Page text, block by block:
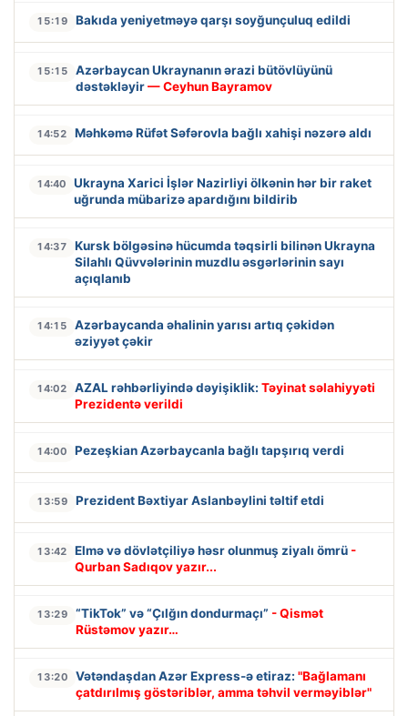
15:19 Bakıda yeniyetməyə qarşı soyğunçuluq edildi
15:15
Azərbaycan Ukraynanın ərazi bütövlüyünü
dəstəkləyir— Ceyhun Bayramov
14:52 Məhkəmə Rüfət Səfərovla bağlı xahişi nəzərə aldı
14:40
Ukrayna Xarici İşlər Nazirliyi ölkənin hər bir raket
uğrunda mübarizə apardığını bildirib
14:37
Kursk bölgəsinə hücumda təqsirli bilinən Ukrayna
Silahlı Qüvvələrinin muzdlu əsgərlərinin sayı
açıqlanıb
14:15
Azərbaycanda əhalinin yarısı artıq çəkidən
əziyyət çəkir
14:02 AZAL rəhbərliyində dəyişiklik: Təyinat səlahiyyəti
Prezidentə verildi
14:00 Pezeşkian Azərbaycanla bağlı tapşırıq verdi
13:59 Prezident Bəxtiyar Aslanbəylini təltif etdi
13:42 Elmə və dövlətçiliyə həsr olunmuş ziyalı ömrü -
Qurban Sadıqov yazır...
13:29 “TikTok” və “Çılğın dondurmaçı” - Qismət
Rüstəmov yazır…
13:20 Vətəndaşdan Azər Express-ə etiraz: "Bağlamanı
çatdırılmış göstəriblər, amma təhvil verməyiblər"